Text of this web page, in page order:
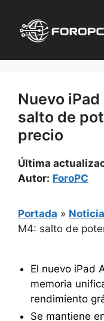
contenido
Nuevo
salto de
precio
Última
Autor: ForoPC
Portada »
M4: salto de
El nuevo iPad
memoria
rendimiento
Se mantiene